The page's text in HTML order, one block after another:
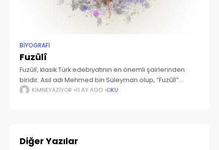
BIYOGRAFI
Fuzûlî
Fuzûlî, klasik Türk edebiyatının en önemli şairlerinden
biridir. Asıl adı Mehmed bin Süleyman olup, “Fuzûlî”
mahlasını kullanmıştır. Fuzûlî, Azerbaycan’ın Irak
KIMNEYAZIYOR 11 AY AGO OKU
Diğer Yazılar